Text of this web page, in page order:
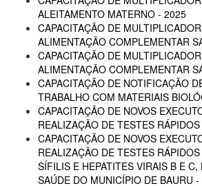
ALEITAMENTO MATERNO - 2025
CAPACITAÇÃO DE
ALIMENTAÇÃO COMPLEMENTAR
CAPACITAÇÃO DE
ALIMENTAÇÃO COMPLEMENTAR
CAPACITAÇÃO DE NOTIFICAÇÃO
TRABALHO COM MATERIAIS
CAPACITAÇÃO DE NOVOS
REALIZAÇÃO DE TESTES RÁPIDOS
CAPACITAÇÃO DE NOVOS
REALIZAÇÃO DE TESTES
SÍFILIS E HEPATITES VIRAIS B E C,
SAÚDE DO MUNICÍPIO DE BAURU